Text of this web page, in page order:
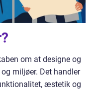
om at designe og
miljøer. Det handler
æstetik og